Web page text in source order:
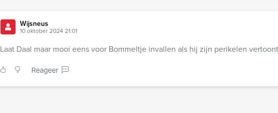
Wijsneus
10 oktober 2024 21:01
Laat Daal maar mooi eens voor Bommeltje invallen als hij zijn perikelen vertoont
Reageer